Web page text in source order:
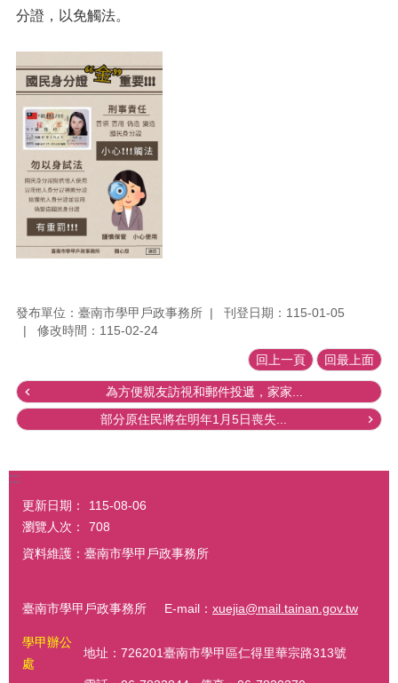
分證，以免觸法。
發布單位：臺南市學甲戶政事務所
刊登日期：115-01-05
修改時間：115-02-24
回上一頁 回最上面
為方便親友訪視和郵件投遞，家家...
部分原住民將在明年1月5日喪失...
:::
更新日期：
115-08-06
瀏覽人次：
708
資料維護：臺南市學甲戶政事務所
臺南市學甲戶政事務所 E-mail： xuejia@mail.tainan.gov.tw
學甲辦公
處
地址：726201臺南市學甲區仁得里華宗路313號